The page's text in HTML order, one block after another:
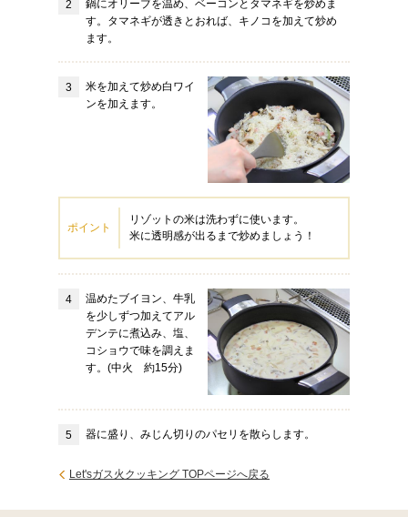
鍋にオリーブを温め、ベーコンとタマネギを炒めま
す。タマネギが透きとおれば、キノコを加えて炒め
ます。
米を加えて炒め白ワイ
ンを加えます。
ポイント
リゾットの米は洗わずに使います。
米に透明感が出るまで炒めましょう！
温めたブイヨン、牛乳
を少しずつ加えてアル
デンテに煮込み、塩、
コショウで味を調えま
す。(中火 約15分)
器に盛り、みじん切りのパセリを散らします。
Let'sガス火クッキング TOPページへ戻る